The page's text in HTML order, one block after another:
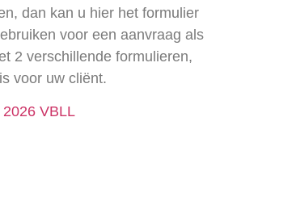
dan kan u hier het formulier
voor een aanvraag als
2 verschillende formulieren,
voor uw cliënt.
VBLL